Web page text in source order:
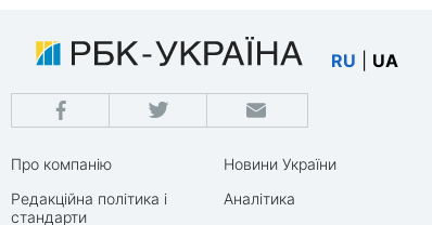
RU UA
Про компанію
Редакційна політика і
стандарти
Новини України
Аналітика